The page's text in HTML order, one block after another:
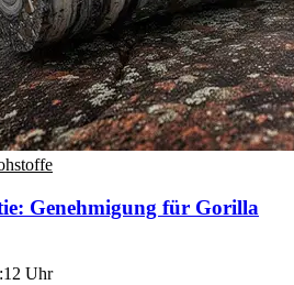
Genehmigung für Gorilla
Uhr